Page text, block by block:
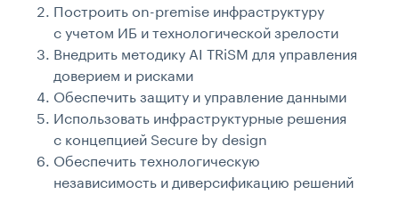
Построить on-premise инфраструктуру
с учетом ИБ и технологической зрелости
Внедрить методику AI TRiSM для управления
доверием и рисками
Обеспечить защиту и управление данными
Использовать инфраструктурные решения
с концепцией Secure by design
Обеспечить технологическую
независимость и диверсификацию решений